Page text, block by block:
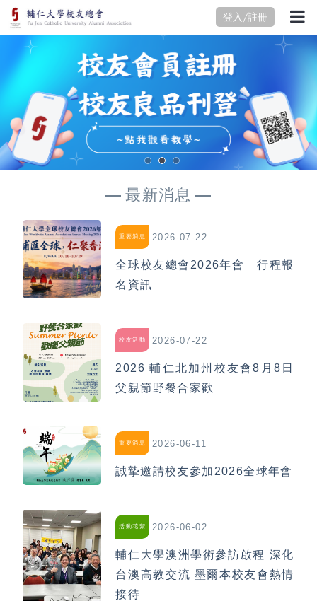
登入/註冊
最新消息
重要消息 2026-07-22
全球校友總會2026年會 行程報
名資訊
校友活動 2026-07-22
2026 輔仁北加州校友會8月8日
父親節野餐合家歡
重要消息 2026-06-11
誠摯邀請校友參加2026全球年會
活動花絮 2026-06-02
輔仁大學澳洲學術參訪啟程 深化
台澳高教交流 墨爾本校友會熱情
接待